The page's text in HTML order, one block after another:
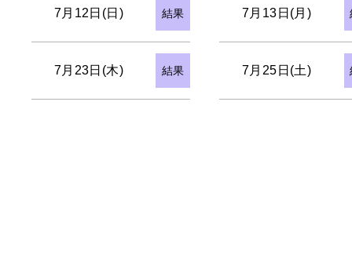
7月12日(日) 結果 7月13日(月)
7月23日(木) 結果 7月25日(土)